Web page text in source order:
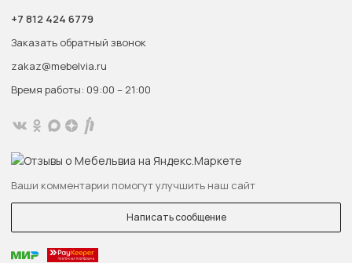
+7 812 424 6779
Заказать обратный звонок
zakaz@mebelvia.ru
Время работы: 09:00 – 21:00
Ваши комментарии помогут улучшить наш сайт
Написать сообщение